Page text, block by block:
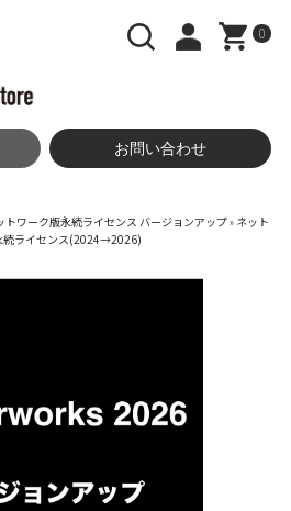
0
お問い合わせ
トワーク版永続ライセンス バージョンアップ» ネット
続ライセンス(2024→2026)